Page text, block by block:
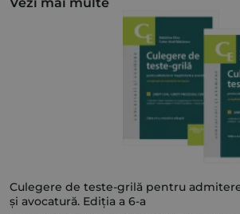
Culegere de teste-grilă pentru
și avocatură. Ediția a 6-a